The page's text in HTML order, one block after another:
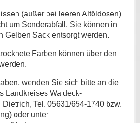
(außer bei leeren Altöldosen)
um Sonderabfall. Sie können in
Gelben Sack entsorgt werden.
Farben können über den
wenden Sie sich bitte an die
Landkreises Waldeck-
Dietrich, Tel. 05631/654-1740 bzw.
oder unter